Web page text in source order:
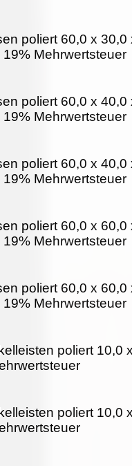
poliert 60,0 x 30,0
Mehrwertsteuer
poliert 60,0 x 40,0
Mehrwertsteuer
poliert 60,0 x 40,0
Mehrwertsteuer
poliert 60,0 x 60,0
Mehrwertsteuer
poliert 60,0 x 60,0
Mehrwertsteuer
poliert 10,0
poliert 10,0